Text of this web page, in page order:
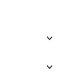
keyboard_arrow_down
keyboard_arrow_down